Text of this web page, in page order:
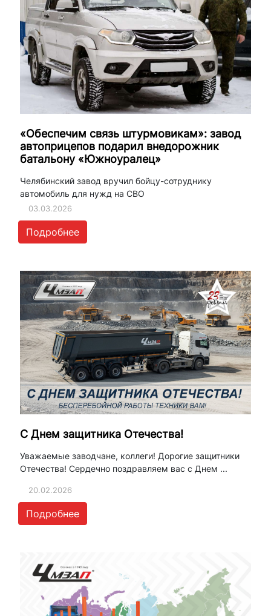
«Обеспечим связь штурмовикам»: завод
автоприцепов подарил внедорожник
батальону «Южноуралец»
Челябинский завод вручил бойцу-сотруднику
автомобиль для нужд на СВО
03.03.2026
Подробнее
С Днем защитника Отечества!
Уважаемые заводчане, коллеги! Дорогие защитники
Отечества! Сердечно поздравляем вас с Днем ...
20.02.2026
Подробнее